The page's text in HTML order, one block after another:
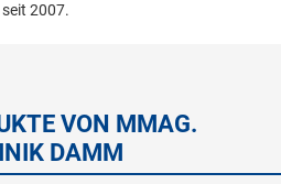
2007.
VON MMAG.
DAMM